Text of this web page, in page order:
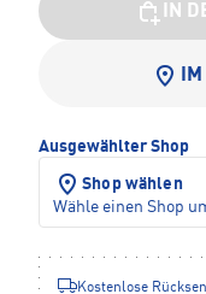
IN
Ausgewählter Shop
Shop wählen
Wähle einen Shop
Kostenlose